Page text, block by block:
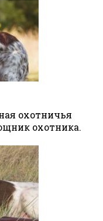
охотничья
охотника.